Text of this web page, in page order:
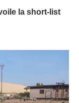
la short-list